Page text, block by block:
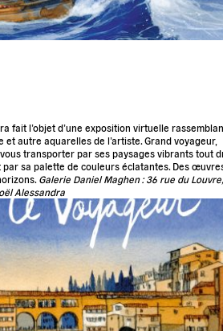
fait l’objet d’une exposition virtuelle
et autre aquarelles de l’artiste. Grand voyageur,
transporter par ses paysages vibrants tout
sa palette de couleurs éclatantes. Des
Galerie Daniel Maghen : 36 rue du Louvre,
Alessandra